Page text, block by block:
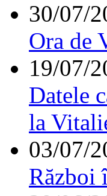
30/07/
Ora de
19/07/
Datele
la
03/07/
Război